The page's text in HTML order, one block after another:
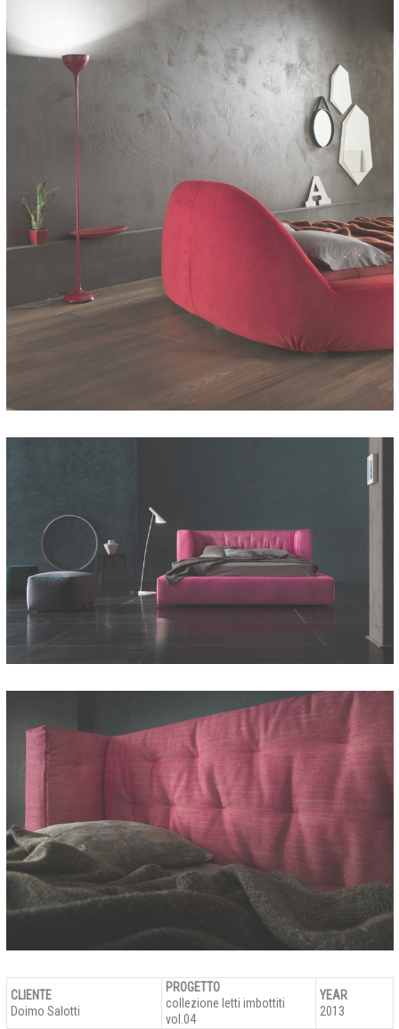
CLIENTE
Doimo Salotti
PROGETTO
collezione letti imbottiti
vol.04
YEAR
2013